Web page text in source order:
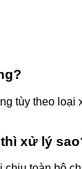
tùy theo
xử lý